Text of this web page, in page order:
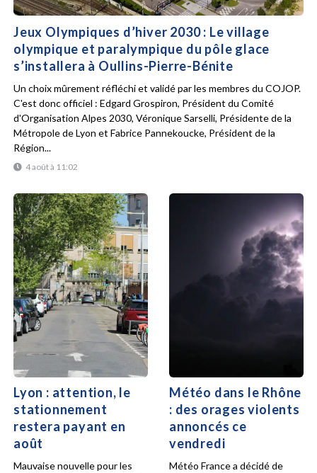
Jeux Olympiques d’hiver 2030 : Le village
olympique et paralympique du pôle glace
s’installera à Oullins-Pierre-Bénite
4 août à 11:02
Un choix mûrement réfléchi et validé par les membres du COJOP.
C'est donc officiel : Edgard Grospiron, Président du Comité
d'Organisation Alpes 2030, Véronique Sarselli, Présidente de la
Métropole de Lyon et Fabrice Pannekoucke, Président de la
Région...
Lyon : attention, le
stationnement
restera payant en
août
Mauvaise nouvelle pour les
Météo dans le Rhône
: des orages violents
annoncés ce
vendredi
Météo France a décidé de